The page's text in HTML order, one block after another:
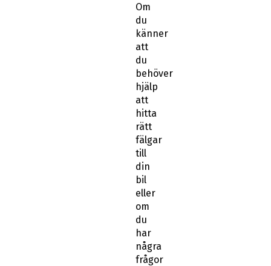
Om
du
känner
att
du
behöver
hjälp
att
hitta
rätt
fälgar
till
din
bil
eller
om
du
har
några
frågor